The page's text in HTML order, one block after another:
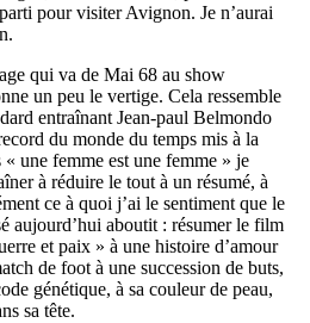
pour visiter Avignon. Je n’aurai
qui va de Mai 68 au show
un peu le vertige. Cela ressemble
entraînant Jean-paul Belmondo
du monde du temps mis à la
une femme est une femme » je
à réduire le tout à un résumé, à
ce à quoi j’ai le sentiment que le
aujourd’hui aboutit : résumer le film
et paix » à une histoire d’amour
de foot à une succession de buts,
génétique, à sa couleur de peau,
sa tête.